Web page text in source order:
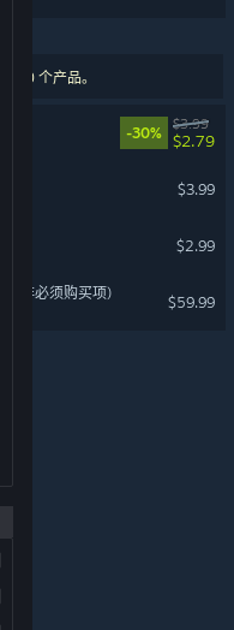
0 个产品。
-30%
$3.99
$2.79
$3.99
$2.99
(非必须购买项)
$59.99